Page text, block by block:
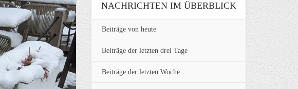
NACHRICHTEN IM ÜBERBLICK
Beiträge von heute
Beiträge der letzten drei Tage
Beiträge der letzten Woche